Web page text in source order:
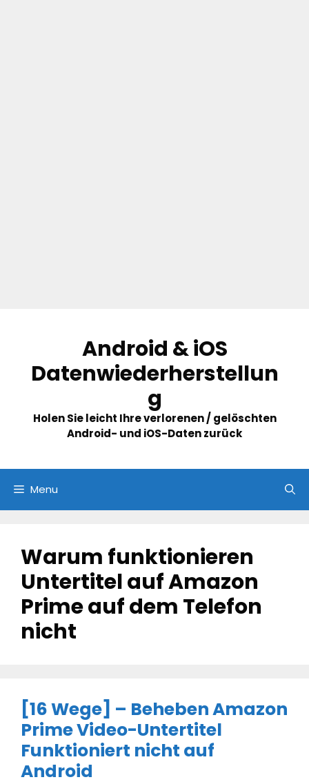
content
Android & iOS
Datenwiederherstellun
g
Holen Sie leicht Ihre verlorenen / gelöschten
Android- und iOS-Daten zurück
Menu
Warum funktionieren
Untertitel auf Amazon
Prime auf dem Telefon
nicht
[16 Wege] – Beheben Amazon
Prime Video-Untertitel
Funktioniert nicht auf
Android